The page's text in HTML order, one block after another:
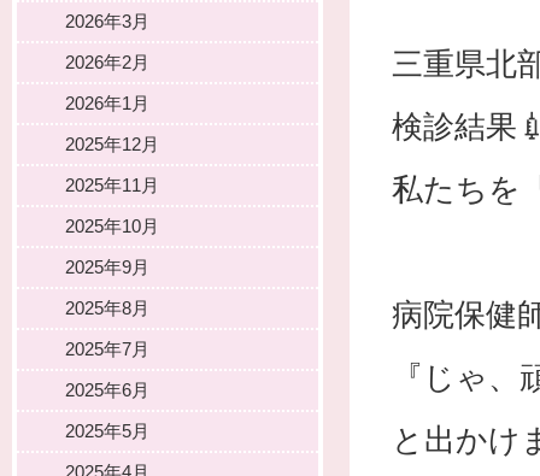
三重県北
検診結果
私たちを
病院保健
『じゃ
と出かけ
2026年3月
2026年2月
2026年1月
2025年12月
2025年11月
2025年10月
2025年9月
2025年8月
2025年7月
2025年6月
2025年5月
2025年4月